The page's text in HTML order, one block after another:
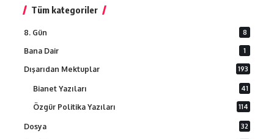
Tüm kategoriler
8. Gün 8
Bana Dair 1
Dışarıdan Mektuplar 193
Bianet Yazıları 41
Özgür Politika Yazıları 114
Dosya 32